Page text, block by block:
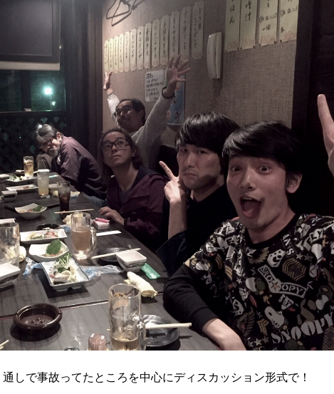
しで事故ってたところを中心にディスカッション形式で！